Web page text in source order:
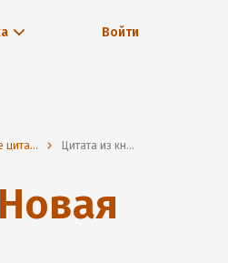
Войти
Все цитаты Цитата из книги